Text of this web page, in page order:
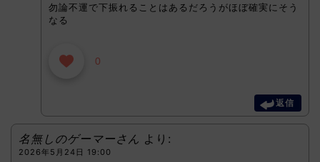
勿論不運で下振れることはあるだろうがほぼ確実にそう
なる
0
返信
名無しのゲーマーさん より:
2026年5月24日 19:00